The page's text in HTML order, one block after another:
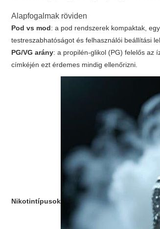
Alapfogalmak röviden
Pod vs mod: a pod rendszerek kompaktak,
testreszabhatóságot és felhasználói beállítási
PG/VG arány: a propilén-glikol (PG) felelős az
címkéjén ezt érdemes mindig ellenőrizni.
Nikotintípusok